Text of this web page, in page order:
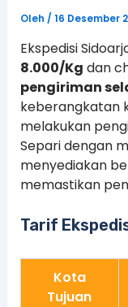
Oleh / 16 Desember
Ekspedisi
8.000/Kg dan
pengiriman
keberangkatan
melakukan
Separi dengan
menyediakan
memastikan
Tarif
Kota
Tujuan